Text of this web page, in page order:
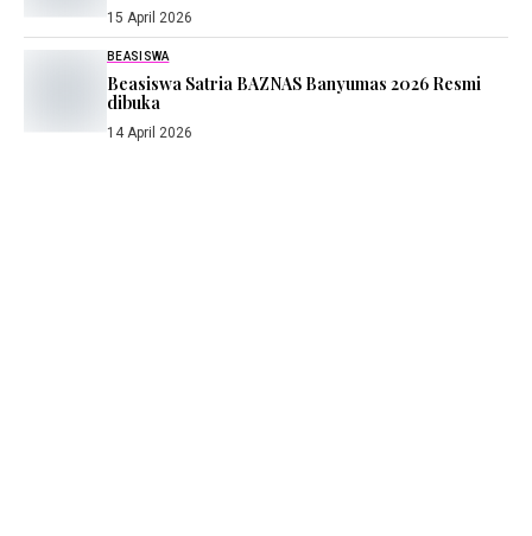
15 April 2026
BEASISWA
Beasiswa Satria BAZNAS Banyumas 2026 Resmi
dibuka
14 April 2026